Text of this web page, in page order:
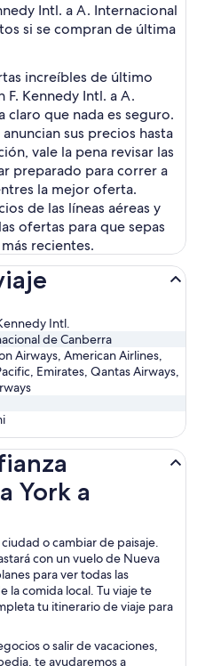
Intl. a A. Internacional
si se compran de última
increíbles de último
Kennedy Intl. a A.
claro que nada es seguro.
sus precios hasta
vale la pena revisar las
preparado para correr a
la mejor oferta.
de las líneas aéreas y
ofertas para que sepas
recientes.
Intl.
de Canberra
Airways, American Airlines,
Emirates, Qantas Airways,
York a
o cambiar de paisaje.
con un vuelo de Nueva
para ver todas las
la comida local. Tu viaje te
tu itinerario de viaje para
o salir de vacaciones,
te ayudaremos a